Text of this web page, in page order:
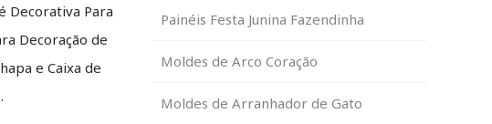
Decorativa Para
Decoração de
e Caixa de
Painéis Festa Junina Fazendinha
Moldes de Arco Coração
Moldes de Arranhador de Gato